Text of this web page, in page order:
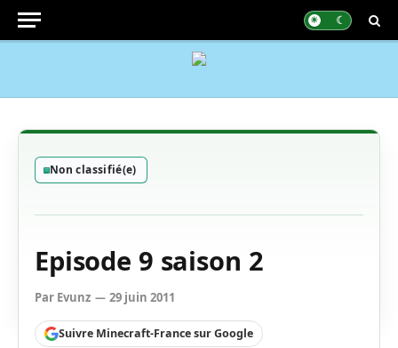
Non classifié(e)
Episode 9 saison 2
Par Evunz 29 juin 2011
Suivre Minecraft-France sur Google